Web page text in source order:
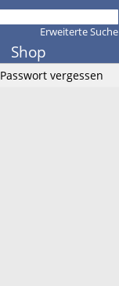
Shop
Erweiterte Suche
Passwort vergessen